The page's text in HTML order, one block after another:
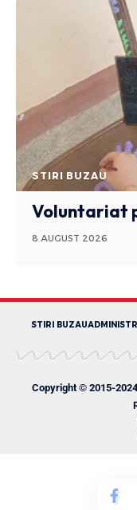
STIRI BUZAU
Voluntariat
8 AUGUST 2026
STIRI BUZAU
Copyright © 2015-